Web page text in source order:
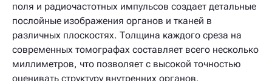
поля и радиочастотных импульсов создает детальные
послойные изображения органов и тканей в
различных плоскостях. Толщина каждого среза на
современных томографах составляет всего несколько
миллиметров, что позволяет с высокой точностью
оценивать структуру внутренних органов.